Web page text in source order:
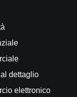
dettaglio
elettronico